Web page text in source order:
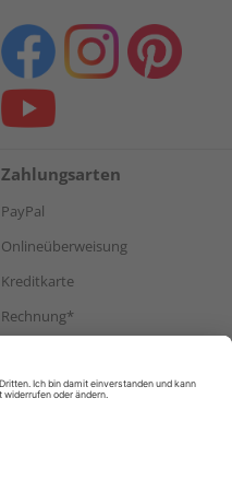
Zahlungsarten
PayPal
Onlineüberweisung
Kreditkarte
Rechnung*
Versand